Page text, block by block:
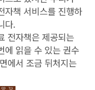
자책 서비스를 진행하
다.
전자책은 제공되는
에 읽을 수 있는 권수
에서 조금 뒤처지는